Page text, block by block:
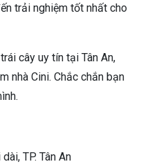
trải nghiệm tốt nhất cho
cây uy tín tại Tân An,
nhà Cini. Chắc chắn bạn
TP. Tân An